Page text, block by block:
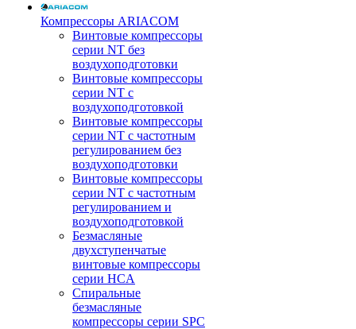
Компрессоры ARIACOM
Винтовые компрессоры
серии NT без
воздухоподготовки
Винтовые компрессоры
серии NT c
воздухоподготовкой
Винтовые компрессоры
серии NT с частотным
регулированием без
воздухоподготовки
Винтовые компрессоры
серии NT с частотным
регулированием и
воздухоподготовкой
Безмасляные
двухступенчатые
винтовые компрессоры
серии HCA
Спиральные
безмасляные
компрессоры серии SPC